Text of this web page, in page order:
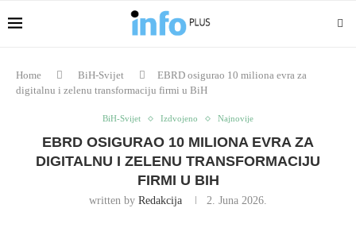
Home BiH-Svijet
EBRD osigurao 10 miliona evra za
digitalnu i zelenu transformaciju firmi u BiH
BiH-Svijet Izdvojeno Najnovije
EBRD OSIGURAO 10 MILIONA EVRA ZA
DIGITALNU I ZELENU TRANSFORMACIJU
FIRMI U BIH
written by Redakcija 2. Juna 2026.